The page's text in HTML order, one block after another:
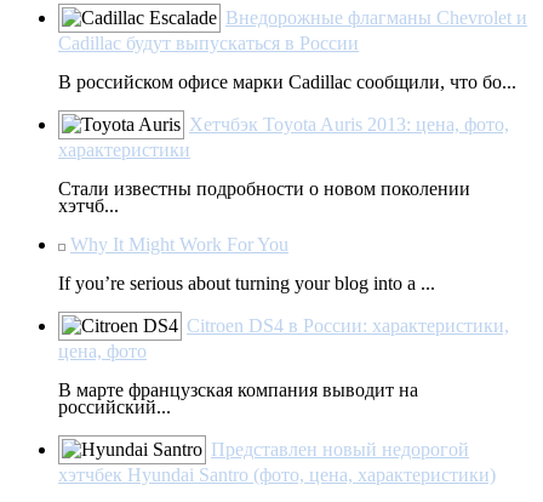
Внедорожные флагманы Chevrolet и
Cadillac будут выпускаться в России
В российском офисе марки Cadillac сообщили, что бо...
Хетчбэк Toyota Auris 2013: цена, фото,
характеристики
Стали известны подробности о новом поколении
хэтчб...
Why It Might Work For You
If you’re serious about turning your blog into a ...
Citroen DS4 в России: характеристики,
цена, фото
В марте французская компания выводит на
российский...
Представлен новый недорогой
хэтчбек Hyundai Santro (фото, цена, характеристики)